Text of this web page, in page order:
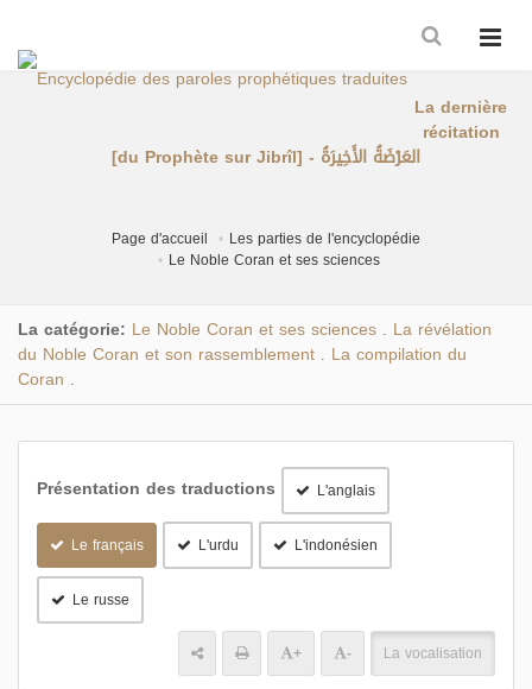
La dernière
récitation
[du Prophète sur Jibrîl] - العَرْضَةُ الأَخِيرَةُ
Page d'accueil
Les parties de l'encyclopédie
Le Noble Coran et ses sciences
La catégorie: Le Noble Coran et ses sciences La révélation
du Noble Coran et son rassemblement La compilation du
Coran
Présentation des traductions L'anglais
Le français L'urdu L'indonésien
Le russe
+ - La vocalisation